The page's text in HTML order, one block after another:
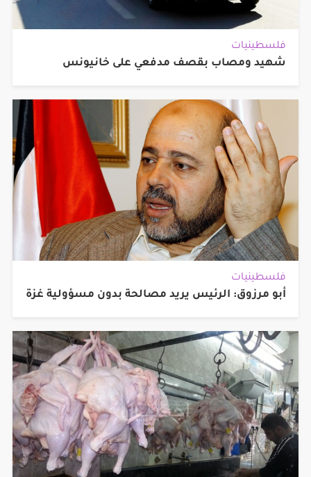
فلسطينيات
شهيد ومصاب بقصف مدفعي على خانيونس
فلسطينيات
أبو مرزوق: الرئيس يريد مصالحة بدون مسؤولية غزة